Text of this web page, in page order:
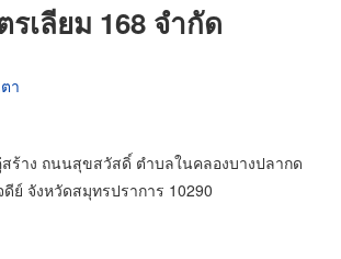
เลียม 168 จำกัด
า
ร้าง ถนนสุขสวัสดิ์ ตำบลในคลองบางปลากด
ดีย์ จังหวัดสมุทรปราการ 10290